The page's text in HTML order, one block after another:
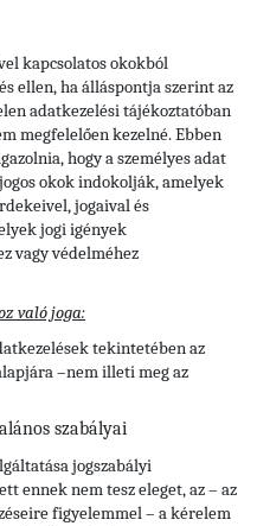
kapcsolatos okokból
ellen, ha álláspontja szerint az
adatkezelési tájékoztatóban
megfelelően kezelné. Ebben
hogy a személyes adat
okok indokolják, amelyek
jogaival és
jogi igények
vagy védelméhez
való joga:
tekintetében az
–nem illeti meg az
szabályai
jogszabályi
ennek nem tesz eleget, az – az
figyelemmel – a kérelem